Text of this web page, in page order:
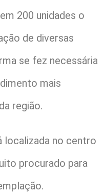
200 unidades o
de diversas
se fez necessária
mais
região.
localizada no centro
procurado para